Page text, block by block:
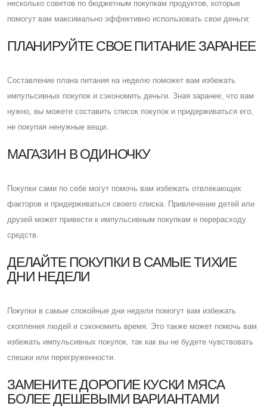
несколько советов по бюджетным покупкам продуктов, которые
помогут вам максимально эффективно использовать свои деньги:
ПЛАНИРУЙТЕ СВОЕ ПИТАНИЕ ЗАРАНЕЕ
Cоставление плана питания на неделю поможет вам избежать
импульсивных покупок и сэкономить деньги. Зная заранее, что вам
нужно, вы можете составить список покупок и придерживаться его,
не покупая ненужные вещи.
МАГАЗИН В ОДИНОЧКУ
Покупки сами по себе могут помочь вам избежать отвлекающих
факторов и придерживаться своего списка. Привлечение детей или
друзей может привести к импульсивным покупкам и перерасходу
средств.
ДЕЛАЙТЕ ПОКУПКИ В САМЫЕ ТИХИЕ
ДНИ НЕДЕЛИ
Покупки в самые спокойные дни недели помогут вам избежать
скопления людей и сэкономить время. Это также может помочь вам
избежать импульсивных покупок, так как вы не будете чувствовать
спешки или перегруженности.
ЗАМЕНИТЕ ДОРОГИЕ КУСКИ МЯСА
БОЛЕЕ ДЕШЕВЫМИ ВАРИАНТАМИ